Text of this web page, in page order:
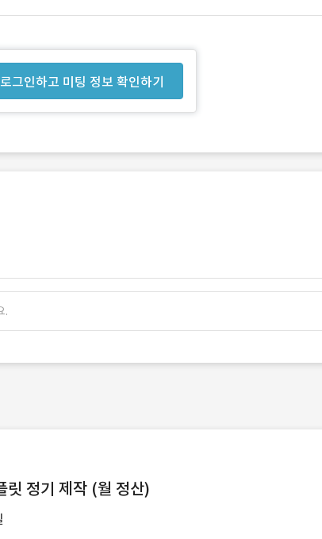
로그인하고 미팅 정보 확인하기
.
릿 정기 제작 (월 정산)